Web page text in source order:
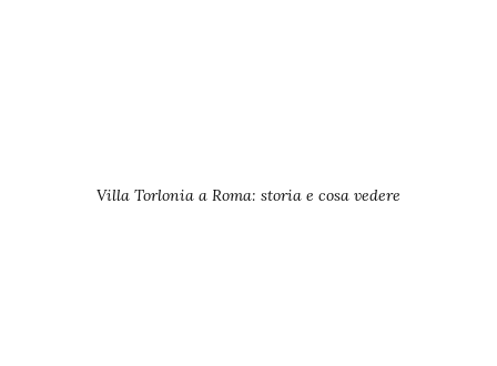
Villa Torlonia a Roma: storia e cosa vedere